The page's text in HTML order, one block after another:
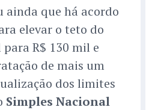
ainda que há acordo
elevar o teto do
para R$ 130 mil e
de mais um
dos limites
Simples Nacional